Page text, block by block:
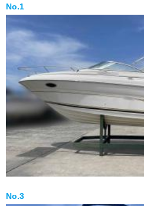
No.1
No.3